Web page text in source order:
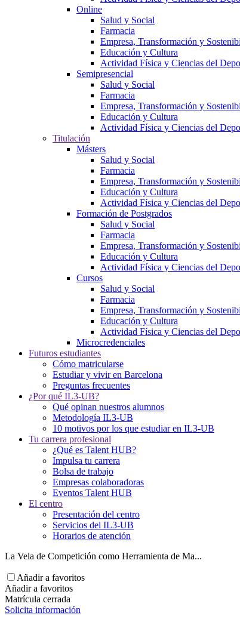
Online
Salud y Social
Farmacia
Empresa, Transformación y
Educación y Cultura
Actividad Física y Ciencias del
Semipresencial
Salud y Social
Farmacia
Empresa, Transformación y
Educación y Cultura
Actividad Física y Ciencias del
Titulación
Másters
Salud y Social
Farmacia
Empresa, Transformación y
Educación y Cultura
Actividad Física y Ciencias del
Formación de Postgrados
Salud y Social
Farmacia
Empresa, Transformación y
Educación y Cultura
Actividad Física y Ciencias del
Cursos
Salud y Social
Farmacia
Empresa, Transformación y
Educación y Cultura
Actividad Física y Ciencias del
Microcredenciales
Futuros estudiantes
Cómo matricularse
Estudiar y vivir en Barcelona
Preguntas frecuentes
¿Por qué IL3-UB?
Qué opinan nuestros alumnos
Metodología IL3-UB
10 motivos por los que estudiar en IL3-UB
Tu carrera profesional
¿Qué es Talent HUB?
Impulsa tu carrera
Bolsa de trabajo
Empresas colaboradoras
Eventos Talent HUB
El centro
Presentación del centro
Servicios del IL3-UB
Horarios de atención
La Vela de Competición como Herramienta de Ma...
Añadir a favoritos
Añadir a favoritos
Matrícula cerrada
Solicita información